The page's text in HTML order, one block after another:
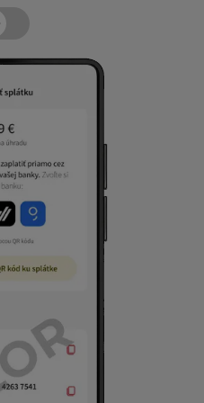
Tmavý režim